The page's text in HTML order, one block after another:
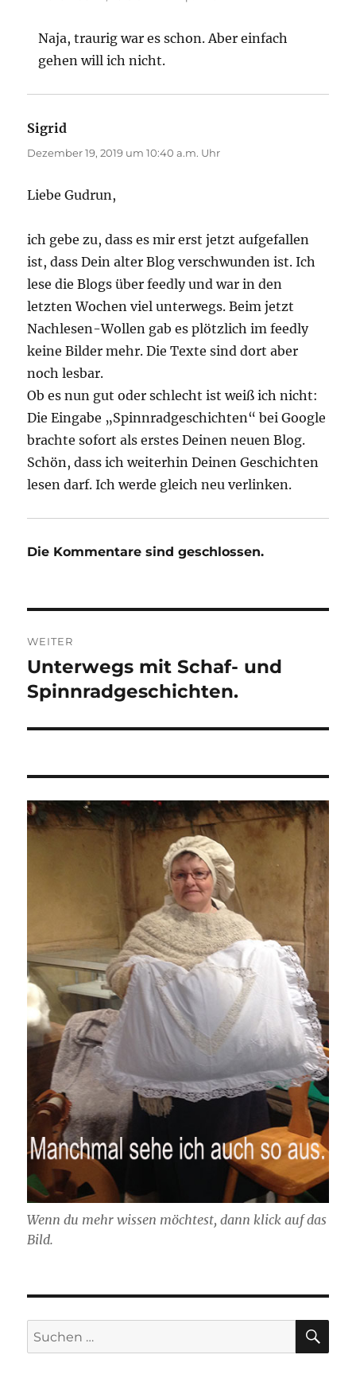
Naja, traurig war es schon. Aber einfach
gehen will ich nicht.
Sigrid
Dezember 19, 2019 um 10:40 a.m. Uhr
Liebe Gudrun,
ich gebe zu, dass es mir erst jetzt aufgefallen
ist, dass Dein alter Blog verschwunden ist. Ich
lese die Blogs über feedly und war in den
letzten Wochen viel unterwegs. Beim jetzt
Nachlesen-Wollen gab es plötzlich im feedly
keine Bilder mehr. Die Texte sind dort aber
noch lesbar.
Ob es nun gut oder schlecht ist weiß ich nicht:
Die Eingabe „Spinnradgeschichten“ bei Google
brachte sofort als erstes Deinen neuen Blog.
Schön, dass ich weiterhin Deinen Geschichten
lesen darf. Ich werde gleich neu verlinken.
Die Kommentare sind geschlossen.
WEITER
Nächster
Beitrag:
Unterwegs mit Schaf- und
Spinnradgeschichten.
Wenn du mehr wissen möchtest, dann klick auf das
Bild.
Suchen
nach: